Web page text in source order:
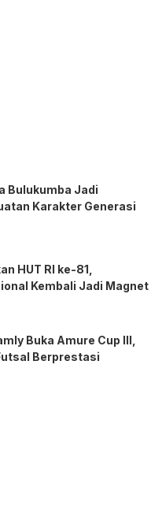
Bulukumba Jadi
Karakter Generasi
HUT RI ke-81,
Kembali Jadi Magnet
Buka Amure Cup III,
Berprestasi